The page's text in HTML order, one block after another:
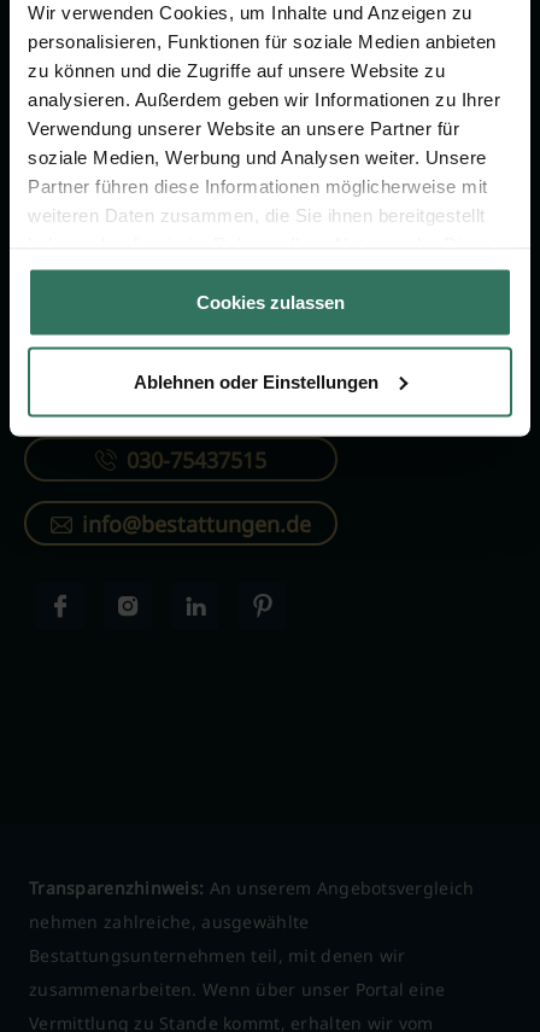
Wir verwenden Cookies, um Inhalte und Anzeigen zu
personalisieren, Funktionen für soziale Medien anbieten
zu können und die Zugriffe auf unsere Website zu
analysieren. Außerdem geben wir Informationen zu Ihrer
Verwendung unserer Website an unsere Partner für
soziale Medien, Werbung und Analysen weiter. Unsere
Partner führen diese Informationen möglicherweise mit
weiteren Daten zusammen, die Sie ihnen bereitgestellt
gesammelt haben.
Cookies zulassen
Ablehnen oder Einstellungen
Jetzt beraten lassen
FÜR SIE
Vergleich
FÜR BESTATTER
Online-Portal
030-75437515
info@bestattungen.de
Transparenzhinweis: An unserem Angebotsvergleich
nehmen zahlreiche, ausgewählte
Bestattungsunternehmen teil, mit denen wir
zusammenarbeiten. Wenn über unser Portal eine
Vermittlung zu Stande kommt, erhalten wir vom